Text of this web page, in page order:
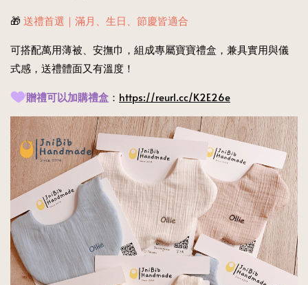
🎁 送禮首選｜滿月、生日、節慶皆適合
可搭配萬用薄被、安撫巾，組成專屬寶寶禮盒，兼具實用與儀
式感，送禮體面又有溫度！
贈禮可以加購禮盒 ： https://reurl.cc/K2E26e